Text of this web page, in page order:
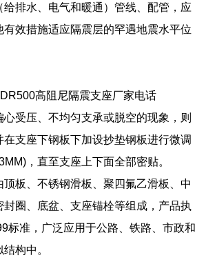
给排水、电气和暖通）管线、配管，应
效措施适应隔震层的罕遇地震水平位
高阻尼隔震支座厂家电话
受压、不均匀支承或脱空的现象，则
支座下钢板下加设抄垫钢板进行微调
，直至支座上下面全部密贴。
顶板、不锈钢滑板、聚四氟乙滑板、中
圈、底盆、支座锚栓等组成，产品执
标准，广泛应用于公路、铁路、市政和
构中。